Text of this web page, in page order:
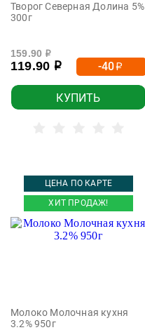
Творог Северная Долина 5%
300г
159.90 р
119.90 р -40р
КУПИТЬ
ЦЕНА ПО КАРТЕ
ХИТ ПРОДАЖ!
Молоко Молочная кухня
3.2% 950г